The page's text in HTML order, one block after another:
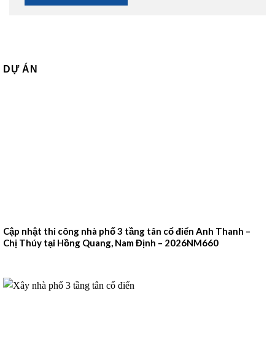
DỰ ÁN
Cập nhật thi công nhà phố 3 tầng tân cổ điển Anh Thanh –
Chị Thúy tại Hồng Quang, Nam Định – 2026NM660